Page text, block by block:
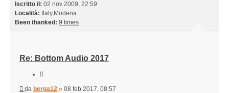
Iscritto il: 02 nov 2009, 22:59
Località: Italy,Modena
Been thanked: 9 times
Re: Bottom Audio 2017
Messaggio
da berga12 » 08 feb 2017, 08:57